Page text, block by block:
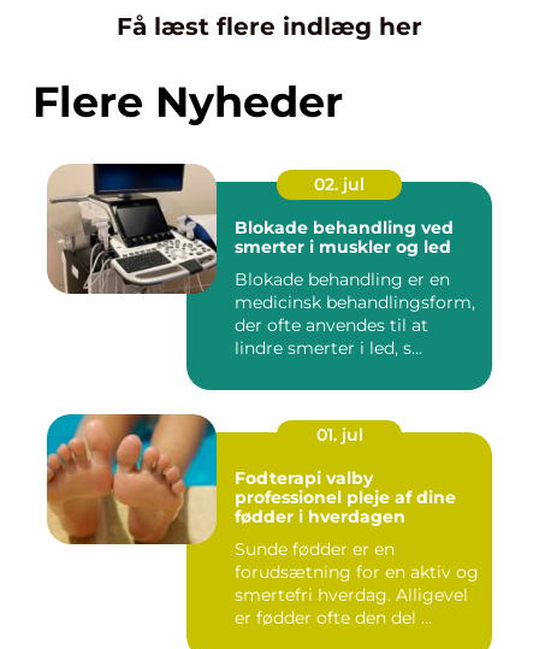
Få læst flere indlæg her
Flere Nyheder
02. jul
Blokade behandling ved
smerter i muskler og led
Blokade behandling er en
medicinsk behandlingsform,
der ofte anvendes til at
lindre smerter i led, s...
01. jul
Fodterapi valby
professionel pleje af dine
fødder i hverdagen
Sunde fødder er en
forudsætning for en aktiv og
smertefri hverdag. Alligevel
er fødder ofte den del ...